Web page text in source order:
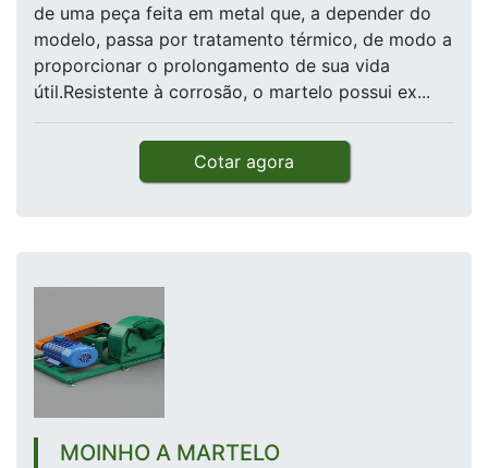
de uma peça feita em metal que, a depender do
modelo, passa por tratamento térmico, de modo a
proporcionar o prolongamento de sua vida
útil.Resistente à corrosão, o martelo possui ex...
Cotar agora
MOINHO A MARTELO